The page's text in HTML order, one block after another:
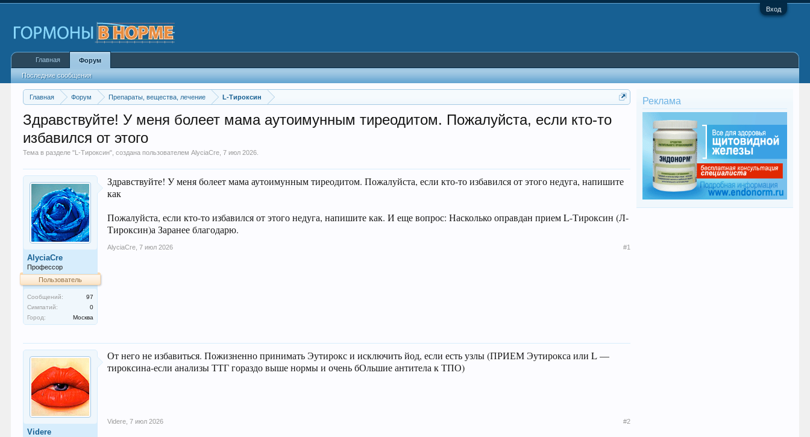
Вход
Главная Форум Препараты, вещества, лечение L-Тироксин
Здравствуйте! У меня болеет мама аутоимунным тиреодитом. Пожалуйста, если кто-то
избавился от этого
Тема в разделе "L-Тироксин", создана пользователемAlyciaCre ,7 июл 2026
AlyciaCre
Профессор
Пользователь
Сообщений:
97
Симпатий:
0
Город:
Москва
Здравствуйте! У меня болеет мама аутоимунным тиреодитом. Пожалуйста, если кто-то избавился от этого недуга, напишите
как
Пожалуйста, если кто-то избавился от этого недуга, напишите как. И еще вопрос: Насколько оправдан прием L-Тироксин (Л-
Тироксин)а Заранее благодарю.
AlyciaCre 7 июл 2026 #1
Videre
От него не избавиться. Пожизненно принимать Эутирокс и исключить йод, если есть узлы (ПРИЕМ Эутирокса или L —
тироксина-если анализы ТТГ гораздо выше нормы и очень бОльшие антитела к ТПО)
Videre 7 июл 2026 #2
Реклама
Главная Форум
Последние сообщения